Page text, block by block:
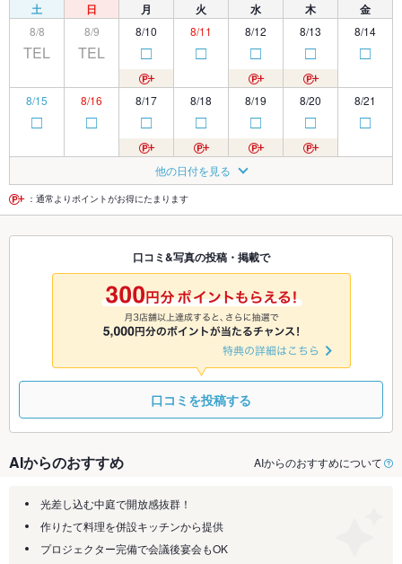
土 日 月 火 水 木 金
8/8
TEL
8/9
TEL
8/10
□
8/11
□
8/12
□
8/13
□
8/14
□
8/15
□
8/16
□
8/17
□
8/18
□
8/19
□
8/20
□
8/21
□
□ □
8/24
□
8/25
□
8/26
□ □ □
8/29 8/30 8/31
□
9/1
□
9/2
□
9/3 9/4
9/7
□
9/8
□
9/9
□
9/10
他の日付を見る
：通常よりポイントがお得にたまります
口コミ&写真の投稿・掲載で
口コミを投稿する
AIからのおすすめ AIからのおすすめについて
光差し込む中庭で開放感抜群！
作りたて料理を併設キッチンから提供
プロジェクター完備で会議後宴会もOK